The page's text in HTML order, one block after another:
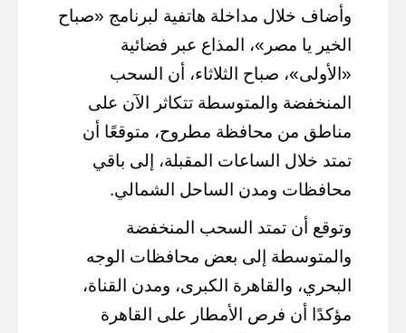
وأضاف خلال مداخلة هاتفية لبرنامج «صباح
الخير يا مصر»، المذاع عبر فضائية
«الأولى»، صباح الثلاثاء، أن السحب
المنخفضة والمتوسطة تتكاثر الآن على
مناطق من محافظة مطروح، متوقعًا أن
تمتد خلال الساعات المقبلة، إلى باقي
محافظات ومدن الساحل الشمالي.
وتوقع أن تمتد السحب المنخفضة
والمتوسطة إلى بعض محافظات الوجه
البحري، والقاهرة الكبرى، ومدن القناة،
مؤكدًا أن فرص الأمطار على القاهرة